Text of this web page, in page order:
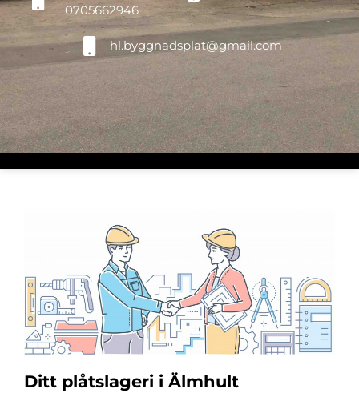
0705662946
hl.byggnadsplat@gmail.com
Ditt plåtslageri i Älmhult